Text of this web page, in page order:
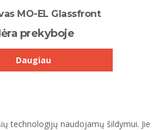
MO-EL Glassfront
prekyboje
Daugiau
technologijų naudojamų šildymui. Jie